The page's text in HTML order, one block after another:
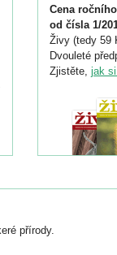
Cena
od čísla 1/
Živy (tedy 59
Dvouleté
Zjistěte, jak
přírody.